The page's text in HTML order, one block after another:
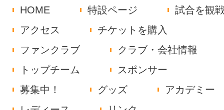
HOME 特設ページ
試合を観
アクセス
チケットを購入
ファンクラブ
クラブ・会社情報
トップチーム
スポンサー
募集中！
グッズ
アカデミー